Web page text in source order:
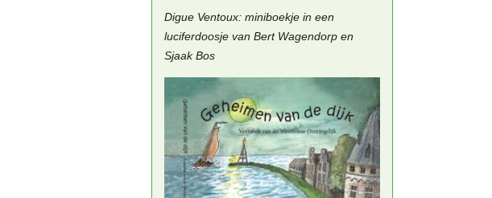
Digue Ventoux: miniboekje in een
luciferdoosje van Bert Wagendorp en
Sjaak Bos